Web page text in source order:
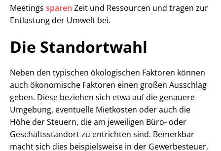
Meetings sparen Zeit und Ressourcen und tragen zur
Entlastung der Umwelt bei.
Die Standortwahl
Neben den typischen ökologischen Faktoren können
auch ökonomische Faktoren einen großen Ausschlag
geben. Diese beziehen sich etwa auf die genauere
Umgebung, eventuelle Mietkosten oder auch die
Höhe der Steuern, die am jeweiligen Büro- oder
Geschäftsstandort zu entrichten sind. Bemerkbar
macht sich dies beispielsweise in der Gewerbesteuer,